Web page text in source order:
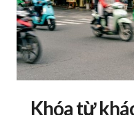
Khóa từ